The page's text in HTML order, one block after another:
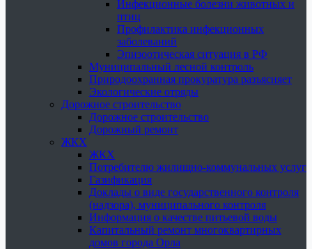
Инфекционные болезни животных и
птиц
Профилактика инфекционных
заболеваний
Эпизоотическая ситуация в РФ
Муниципальный лесной контроль
Природоохранная прокуратура разъясняет
Экологические отряды
Дорожное строительство
Дорожное строительство
Дорожный ремонт
ЖКХ
ЖКХ
Потребителю жилищно-коммунальных услуг
Газификация
Доклады о виде государственного контроля
(надзора), муниципального контроля
Информация о качестве питьевой воды
Капитальный ремонт многоквартирных
домов города Орла